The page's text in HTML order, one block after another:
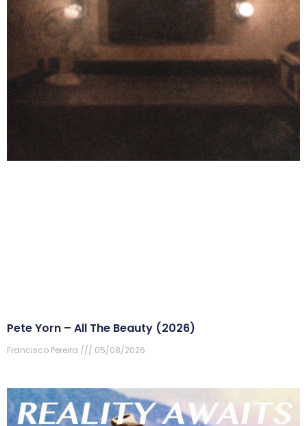
Pete Yorn – All The Beauty (2026)
Francisco Pereira 05/08/2026